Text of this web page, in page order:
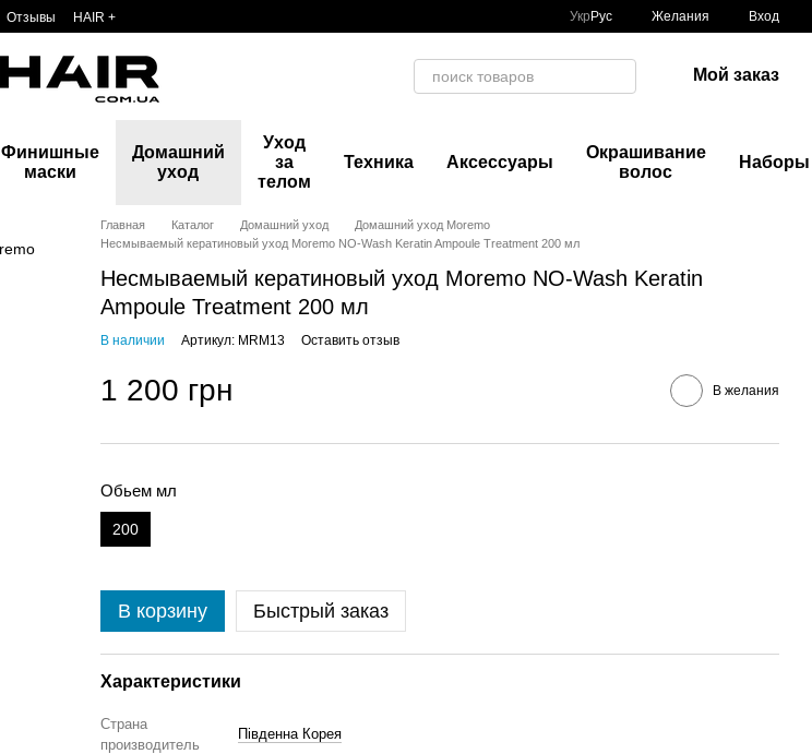
Отзывы HAIR + Укр Рус Желания Вход
Мой заказ
Финишные
маски
Домашний
уход
Уход
за
телом
Техника Аксессуары
Окрашивание
волос
Наборы
Главная Каталог Домашний уход
Домашний уход Moremo
Несмываемый кератиновый уход Moremo NO-Wash Keratin Ampoule Treatment 200 мл
Несмываемый кератиновый уход Moremo NO-Wash Keratin
Ampoule Treatment 200 мл
В наличии Артикул: MRM13 Оставить отзыв
1 200 грн В желания
Обьем мл
200
В корзину Быстрый заказ
Характеристики
Страна
производитель
Південна Корея